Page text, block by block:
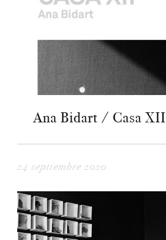
Ana Bidart / Casa XII
24 septiembre 2020